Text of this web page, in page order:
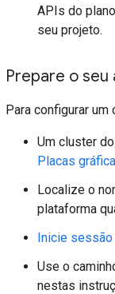
APIs do
seu projeto.
Prepare o seu
Para configurar
Um cluster
Placas
Localize o
plataforma
Inicie sessão
Use o
nestas